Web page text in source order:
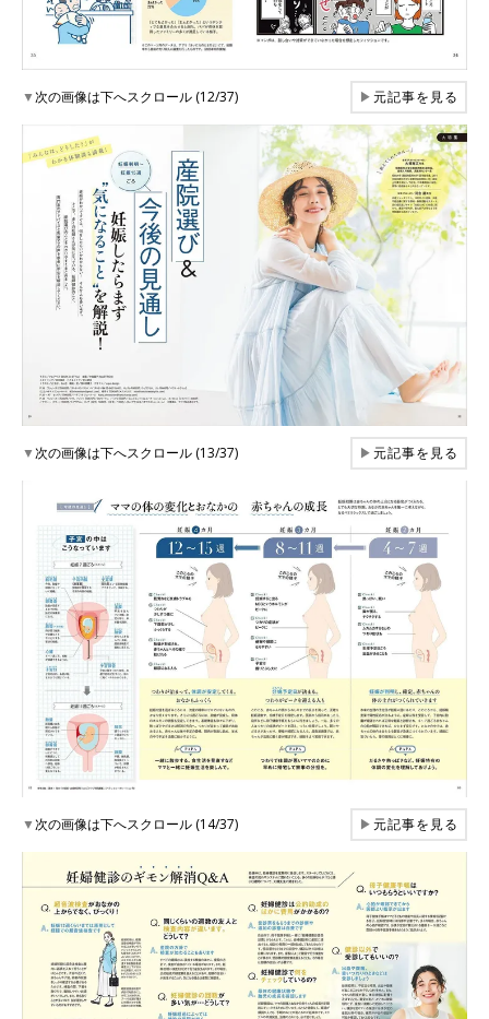
▼次の画像は下へスクロール (12/37) ▶元記事を見る
▼次の画像は下へスクロール (13/37) ▶元記事を見る
▼次の画像は下へスクロール (14/37) ▶元記事を見る